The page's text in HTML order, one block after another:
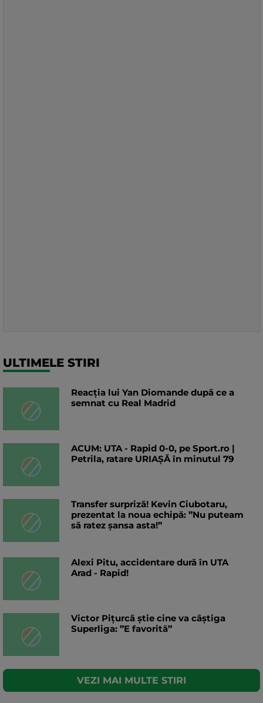
ULTIMELE STIRI
Reacția lui Yan Diomande după ce a
semnat cu Real Madrid
ACUM: UTA - Rapid 0-0, pe Sport.ro |
Petrila, ratare URIAȘĂ în minutul 79
Transfer surpriză! Kevin Ciubotaru,
prezentat la noua echipă: ”Nu puteam
să ratez șansa asta!”
Alexi Pitu, accidentare dură în UTA
Arad - Rapid!
Victor Pițurcă știe cine va câștiga
Superliga: ”E favorită”
VEZI MAI MULTE STIRI